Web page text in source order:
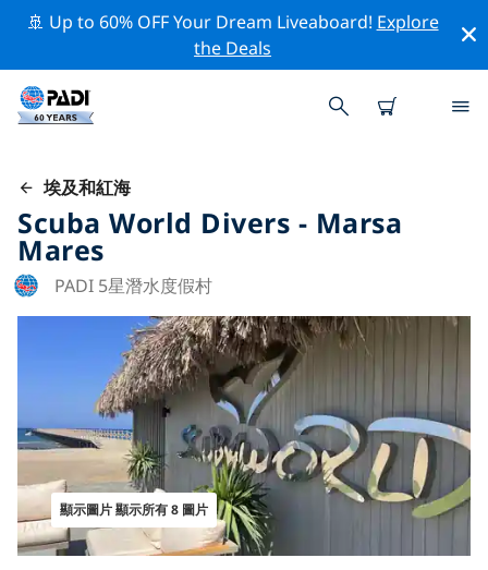
🚢 Up to 60% OFF Your Dream Liveaboard! Explore
the Deals
埃及和紅海
Scuba World Divers - Marsa
Mares
PADI 5星潛水度假村
顯示圖片 顯示所有 8 圖片